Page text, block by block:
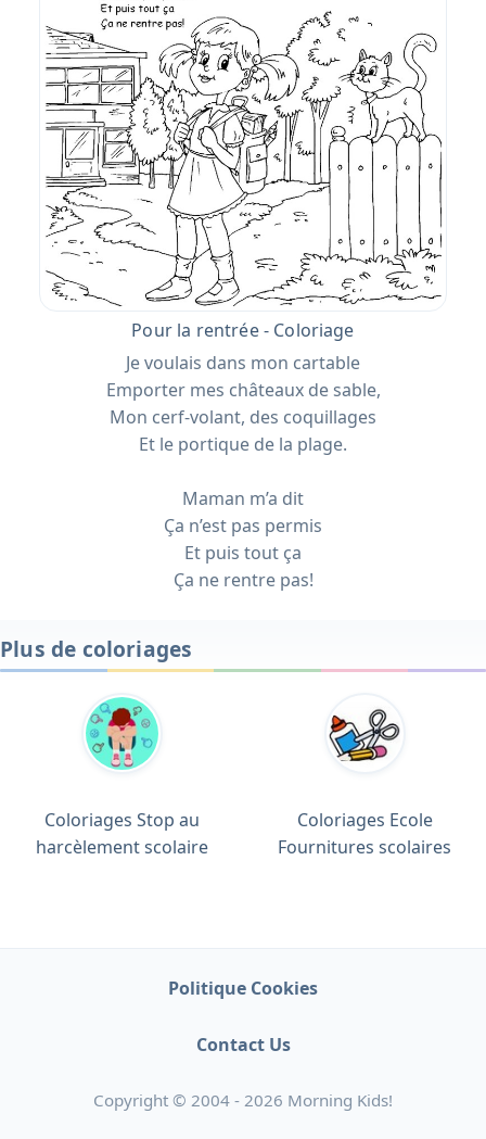
Pour la rentrée - Coloriage
Je voulais dans mon cartable
Emporter mes châteaux de sable,
Mon cerf-volant, des coquillages
Et le portique de la plage.
Maman m’a dit
Ça n’est pas permis
Et puis tout ça
Ça ne rentre pas!
Plus de coloriages
Coloriages Stop au
harcèlement scolaire
Coloriages Ecole
Fournitures scolaires
Politique Cookies
Contact Us
Copyright © 2004 - 2026 Morning Kids!